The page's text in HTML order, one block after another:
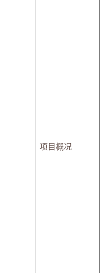
项目概况